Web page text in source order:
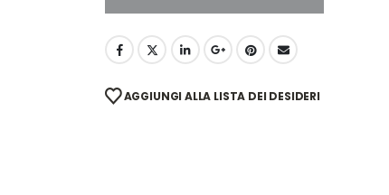
AGGIUNGI ALLA LISTA DEI DESIDERI